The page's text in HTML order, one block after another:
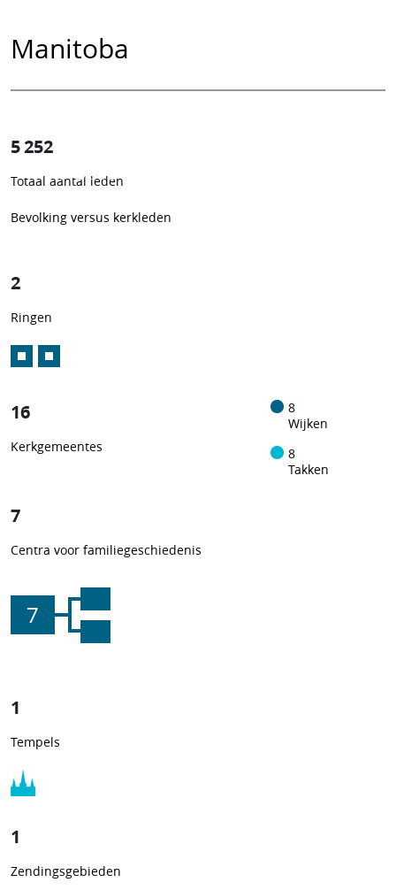
Manitoba
5 252
Totaal aantal leden
0.39%
1 / 256
Bevolking versus kerkleden
2
Ringen
16
Kerkgemeentes
8
Wijken
8
Takken
7
Centra voor familiegeschiedenis
7
1
Tempels
1
Zendingsgebieden